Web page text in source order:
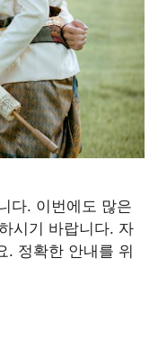
다. 이번에도 많은
시기 바랍니다. 자
. 정확한 안내를 위